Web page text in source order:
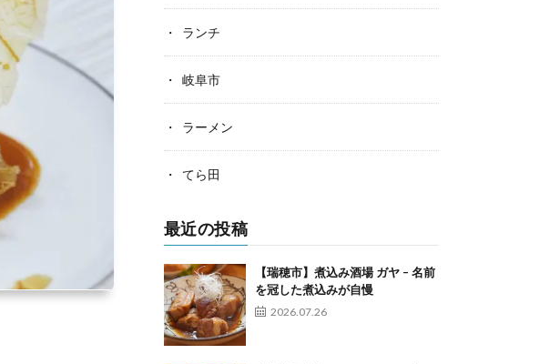
ランチ
岐阜市
ラーメン
てら田
最近の投稿
【瑞穂市】煮込み酒場 ガヤ – 名前
を冠した煮込みが自慢
2026.07.26